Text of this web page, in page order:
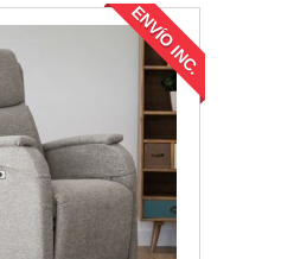
ENVÍO INC.